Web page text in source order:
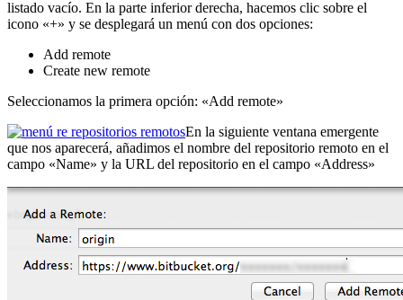
listado vacío. En la parte inferior derecha, hacemos clic sobre el
icono «+» y se desplegará un menú con dos opciones:
Add remote
Create new remote
Seleccionamos la primera opción: «Add remote»
En la siguiente ventana emergente
que nos aparecerá, añadimos el nombre del repositorio remoto en el
campo «Name» y la URL del repositorio en el campo «Address»